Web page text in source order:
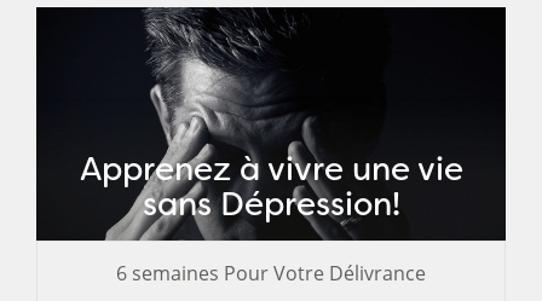
Apprenez à vivre une vie
sans Dépression!
6 semaines Pour Votre Délivrance